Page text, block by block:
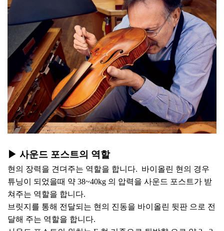
▶︎ 사운드 포스트의 역할
현의 장력을 견뎌주는 역할을 합니다. 바이올린 현의 경우
튜닝이 되었을때 약 38~40kg 의 압력을 사운드 포스트가 받
쳐주는 역할을 합니다.
브릿지를 통해 전달되는 현의 진동을 바이올린 뒷판 으로 전
달해 주는 역할을 합니다.